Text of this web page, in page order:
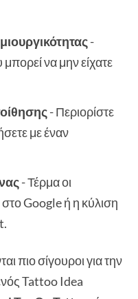
-
να μην είχατε
- Περιορίστε
με έναν
- Τέρμα οι
στο Google ή η κύλιση
πιο σίγουροι για την
Tattoo Idea